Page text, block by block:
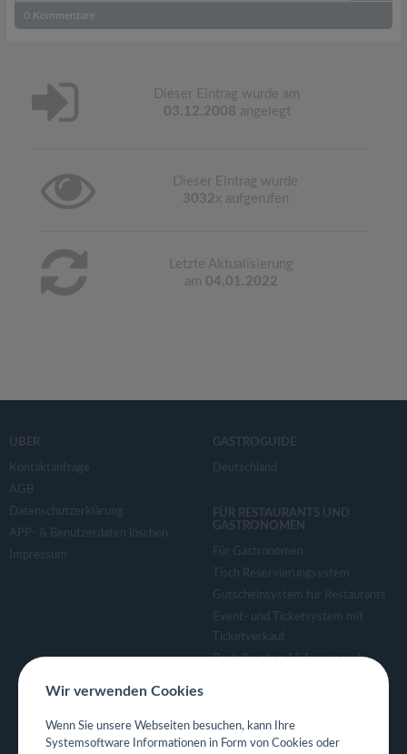
0 Kommentare
Dieser Eintrag wurde am
03.12.2008 angelegt
Dieser Eintrag wurde
3032x aufgerufen
Letzte Aktualisierung
am 04.01.2022
ÜBER
Kontaktanfrage
AGB
Datenschutzerklärung
APP- & Benutzerdaten löschen
Impressum
GASTROGUIDE
Deutschland
FÜR RESTAURANTS UND
GASTRONOMEN
Für Gastronomen
Tisch Reservierungsystem
Gutscheinsystem für Restaurants
Event- und Ticketsystem mit
Ticketverkauf
Bestellsystem Lieferung und
Eigene App für Restaurant
Wir verwenden Cookies
Wenn Sie unsere Webseiten besuchen, kann Ihre
Systemsoftware Informationen in Form von Cookies oder